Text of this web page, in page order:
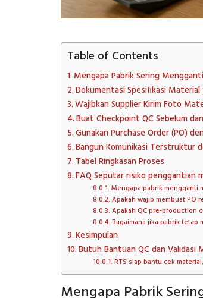
Table of Contents
Mengapa Pabrik Sering
Dokumentasi Spesifikasi
Wajibkan Supplier Kirim Foto
Buat Checkpoint QC Sebelum
Gunakan Purchase Order (PO)
Bangun Komunikasi Terstruktur
Tabel Ringkasan Proses
FAQ Seputar risiko penggantian
Mengapa pabrik mengganti
Apakah wajib membuat PO
Apakah QC pre-production
Bagaimana jika pabrik tetap
Kesimpulan
Butuh Bantuan QC dan Validasi
RTS siap bantu cek
Mengapa Pabrik